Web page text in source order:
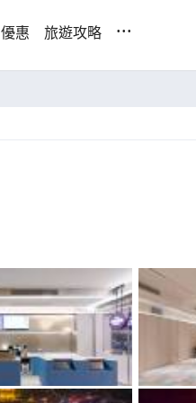
優惠 旅遊攻略 ...